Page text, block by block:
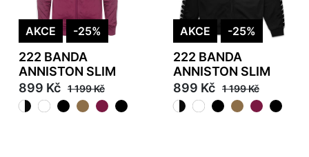
AKCE -25%
222 BANDA
ANNISTON SLIM
899 Kč 1 199 Kč
AKCE -25%
222 BANDA
ANNISTON SLIM
899 Kč 1 199 Kč